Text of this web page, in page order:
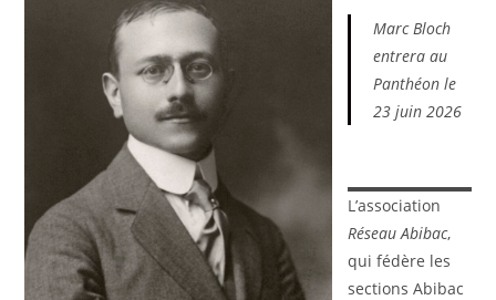
Marc Bloch
entrera au
Panthéon le
23 juin 2026
L’association
Réseau Abibac,
qui fédère les
sections Abibac